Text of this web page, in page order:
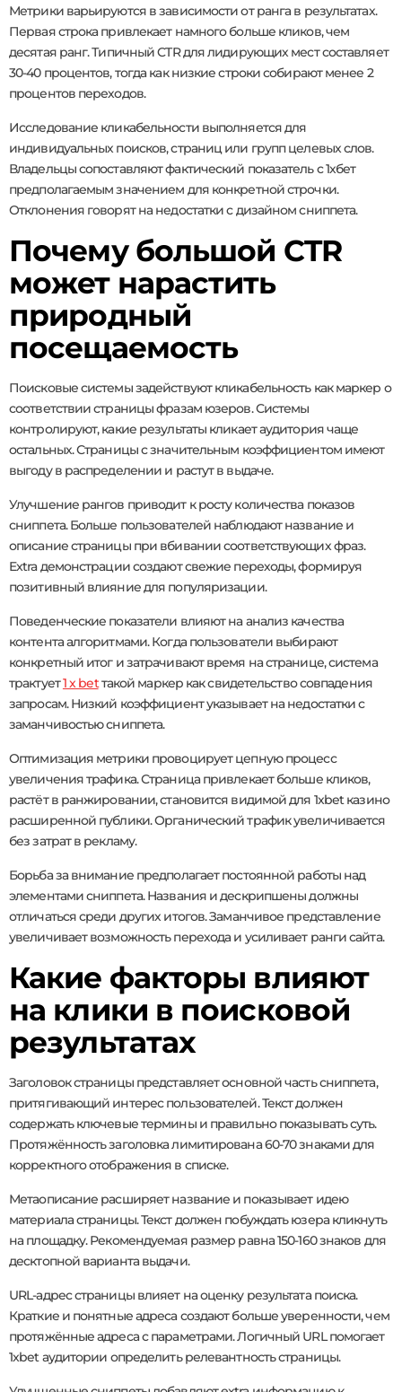
Метрики варьируются в зависимости от ранга в результатах.
Первая строка привлекает намного больше кликов, чем
десятая ранг. Типичный CTR для лидирующих мест составляет
30-40 процентов, тогда как низкие строки собирают менее 2
процентов переходов.
Исследование кликабельности выполняется для
индивидуальных поисков, страниц или групп целевых слов.
Владельцы сопоставляют фактический показатель с 1хбет
предполагаемым значением для конкретной строчки.
Отклонения говорят на недостатки с дизайном сниппета.
Почему большой CTR
может нарастить
природный
посещаемость
Поисковые системы задействуют кликабельность как маркер о
соответствии страницы фразам юзеров. Системы
контролируют, какие результаты кликает аудитория чаще
остальных. Страницы с значительным коэффициентом имеют
выгоду в распределении и растут в выдаче.
Улучшение рангов приводит к росту количества показов
сниппета. Больше пользователей наблюдают название и
описание страницы при вбивании соответствующих фраз.
Extra демонстрации создают свежие переходы, формируя
позитивный влияние для популяризации.
Поведенческие показатели влияют на анализ качества
контента алгоритмами. Когда пользователи выбирают
конкретный итог и затрачивают время на странице, система
трактует1 x betтакой маркер как свидетельство совпадения
запросам. Низкий коэффициент указывает на недостатки с
заманчивостью сниппета.
Оптимизация метрики провоцирует цепную процесс
увеличения трафика. Страница привлекает больше кликов,
растёт в ранжировании, становится видимой для 1xbet казино
расширенной публики. Органический трафик увеличивается
без затрат в рекламу.
Борьба за внимание предполагает постоянной работы над
элементами сниппета. Названия и дескрипшены должны
отличаться среди других итогов. Заманчивое представление
увеличивает возможность перехода и усиливает ранги сайта.
Какие факторы влияют
на клики в поисковой
результатах
Заголовок страницы представляет основной часть сниппета,
притягивающий интерес пользователей. Текст должен
содержать ключевые термины и правильно показывать суть.
Протяжённость заголовка лимитирована 60-70 знаками для
корректного отображения в списке.
Метаописание расширяет название и показывает идею
материала страницы. Текст должен побуждать юзера кликнуть
на площадку. Рекомендуемая размер равна 150-160 знаков для
десктопной варианта выдачи.
URL-адрес страницы влияет на оценку результата поиска.
Краткие и понятные адреса создают больше уверенности, чем
протяжённые адреса с параметрами. Логичный URL помогает
1xbet аудитории определить релевантность страницы.